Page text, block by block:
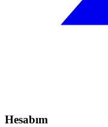
Hesabım